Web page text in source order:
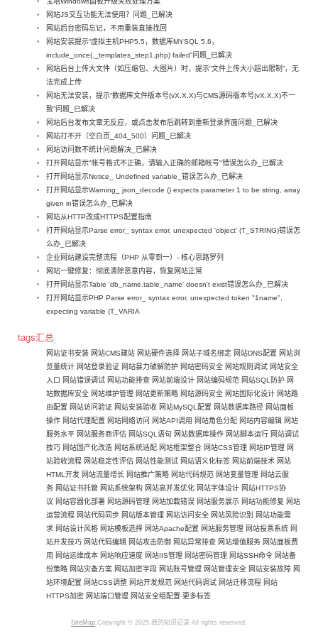
网站JS交互功能无法使用？问题_已解决
网站后台密码忘记，不用重装直接找回
网站安装提示“虚拟主机PHP5.5，数据库MYSQL 5.6，
include_once(._templates_step1.php) failed”问题_已解决
网站后台上传大文件（如压缩包、大图片）时，提示“文件上传大小超出限制”，无
法完成上传
网站无法安装，提示“数据库文件版本号(vX.X.X)与CMS源码版本号(vX.X.X)不一
致”问题_已解决
网站后台发布文章无反应，或点击发布后跳转到重新登录界面问题_已解决
网站打不开（空白页_404_500）问题_已解决
网站访问数不统计问题解决_已解决
打开网站显示"帐号格式不正确，请输入正确的邮箱帐号"错误怎么办_已解决
打开网站显示Notice_ Undefined variable_错误怎么办_已解决
打开网站显示Warning_ json_decode () expects parameter 1 to be string, array
given in错误怎么办_已解决
网站从HTTP改成HTTPS配置指南
打开网站显示Parse error_ syntax error, unexpected 'object' (T_STRING)错误怎
么办_已解决
企业网站建设完整流程（PHP 从零到一）- 核心思路罗列
网站一键修复：彻底清除恶意内容，恢复网站正常
打开网站显示Table 'db_name.table_name' doesn't exist错误怎么办_已解决
打开网站显示PHP Parse error_ syntax error, unexpected token "1name",
expecting variable (T_VARIA
tags汇总
网站证书安装 网站CMS建站 网站硬件选择 网站子域名绑定 网站DNS配置 网站浏
览量统计 网站登录验证 网站暴力破解防护 网站密码安全 网站规则调试 网站安全
入口 网站错误调试 网站功能排查 网站前端设计 网站编码规范 网站SQL防护 网
站数据库安全 网站维护管理 网站更新策略 网站源码安全 网站国际化设计 网站路
由配置 网站访问验证 网站安装验收 网站MySQL配置 网站数据库路径 网站面板
操作 网站代理配置 网站网络访问 网站API调用 网站角色分配 网站内容编辑 网站
服务水平 网站服务商评估 网站SQL语句 网站数据库操作 网站脚本运行 网站调试
技巧 网站国产化改造 网站系统适配 网站框架整合 网站CSS管理 网站IP管理 网
站验收流程 网站稳定性评估 网站性能测试 网站语义化标签 网站前端技术 网站
HTML开发 网站流量增长 网站推广策略 网站代码规范 网站变量管理 网站云服
务 网站证书托管 网站系统架构 网站高并发优化 网站字体设计 网站HTTPS协
议 网站容器化部署 网站源码管理 网站加载错误 网站服务展示 网站功能修复 网站
运营流程 网站代码同步 网站版本管理 网站访问安全 网站风险识别
网站功能需
求 网站设计风格 网站模板选择 网站Apache配置 网站服务管理 网站投票系统 网
站开发技巧 网站代码编辑 网站攻击防御 网站异常排查 网站增值服务 网站面板费
用
网站运维成本 网站响应速度 网站IIS管理 网站密码管理 网站SSH命令 网站备
份策略 网站灾备方案 网站加密字段 网站账号管理 网站管理安全 网站安装故障 网
站环境配置 网站CSS调整 网站开发规范 网站代码调试 网站迁移流程 网站
HTTPS加密 网站端口管理 网站安全组配置-更多标签
SiteMap .Copyright © 2025.我的知识记录 All rights reserved.